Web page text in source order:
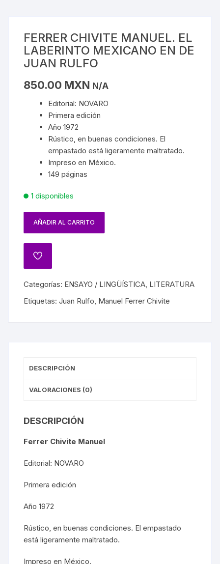
FERRER CHIVITE MANUEL. EL
LABERINTO MEXICANO EN DE
JUAN RULFO
850.00 MXN N/A
Editorial: NOVARO
Primera edición
Año 1972
Rústico, en buenas condiciones. El
empastado está ligeramente maltratado.
Impreso en México.
149 páginas
1 disponibles
AÑADIR AL CARRITO
Categorías: ENSAYO / LINGÜÍSTICA, LITERATURA
Etiquetas:Juan Rulfo, Manuel Ferrer Chivite
DESCRIPCIÓN
VALORACIONES (0)
DESCRIPCIÓN
Ferrer Chivite Manuel
Editorial: NOVARO
Primera edición
Año 1972
Rústico, en buenas condiciones. El empastado
está ligeramente maltratado.
Impreso en México.